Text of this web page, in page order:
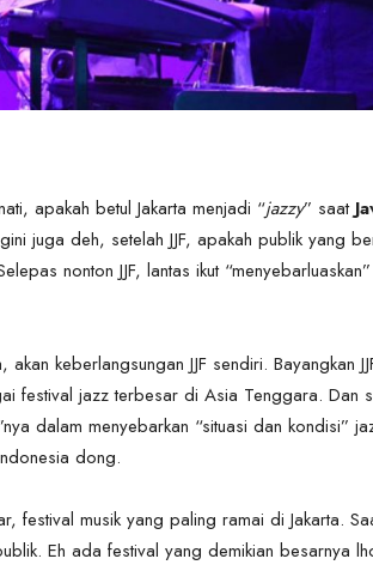
apakah betul Jakarta menjadi “jazzy” saat
juga deh, setelah JJF, apakah publik yang
nonton JJF, lantas ikut
keberlangsungan JJF sendiri. Bayangkan
festival jazz terbesar di Asia Tenggara. Dan
dalam menyebarkan “situasi dan kondisi”
dong.
festival musik yang paling ramai di Jakarta.
Eh ada festival yang demikian besarnya